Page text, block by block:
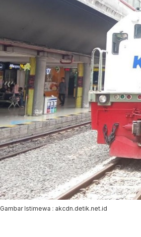
Gambar Istimewa : akcdn.detik.net.id